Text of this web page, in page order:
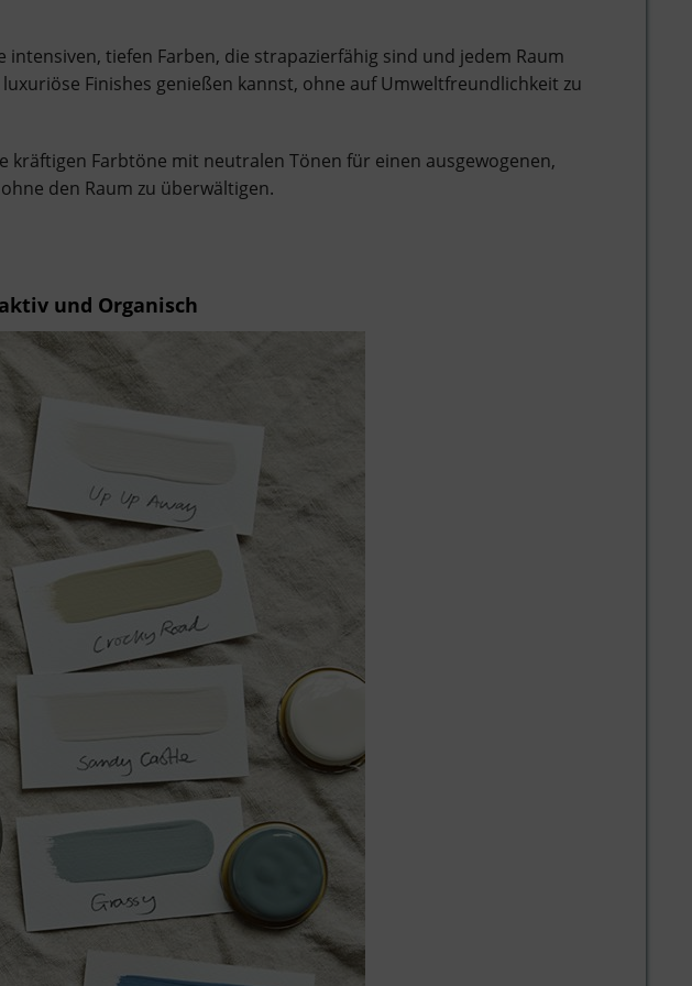
tiefen Farben, die strapazierfähig sind und jedem Raum
Finishes genießen kannst, ohne auf Umweltfreundlichkeit zu
Farbtöne mit neutralen Tönen für einen ausgewogenen,
den Raum zu überwältigen.
und Organisch